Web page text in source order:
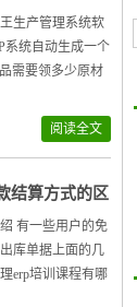
生产管理系统软
系统自动生成一个
需要领多少原材
阅读全文
结算方式的区
有一些用户的免
库单据上面的几
erp培训课程有哪